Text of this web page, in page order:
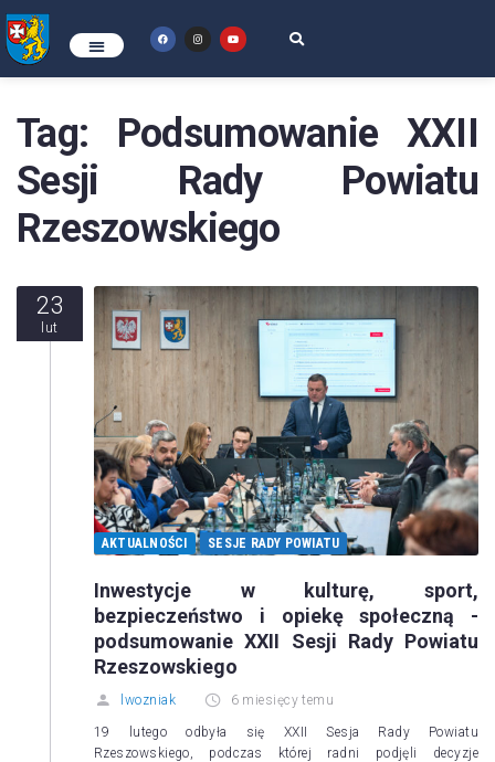
Tag: Podsumowanie XXII
Sesji Rady Powiatu
Rzeszowskiego
23
lut
AKTUALNOŚCI SESJE RADY POWIATU
Inwestycje w kulturę, sport,
bezpieczeństwo i opiekę społeczną -
podsumowanie XXII Sesji Rady Powiatu
Rzeszowskiego
lwozniak 6 miesięcy temu
19 lutego odbyła się XXII Sesja Rady Powiatu
Rzeszowskiego, podczas której radni podjęli decyzje